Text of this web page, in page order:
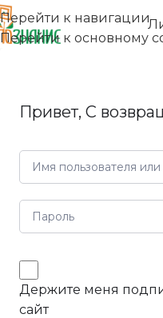
Перейти к навигации
Перейти к основному
Привет, С
Держите меня
сайт